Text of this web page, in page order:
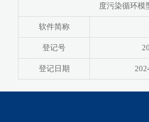
度污染循环模
软件简称
登记号
登记日期